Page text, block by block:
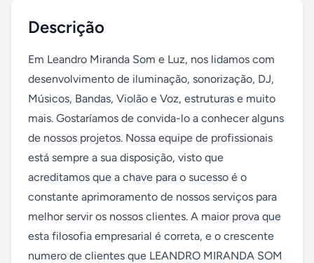
Descrição
Em Leandro Miranda Som e Luz, nos lidamos com
desenvolvimento de iluminação, sonorização, DJ,
Músicos, Bandas, Violão e Voz, estruturas e muito
mais. Gostaríamos de convida-lo a conhecer alguns
de nossos projetos. Nossa equipe de profissionais
está sempre a sua disposição, visto que
acreditamos que a chave para o sucesso é o
constante aprimoramento de nossos serviços para
melhor servir os nossos clientes. A maior prova que
esta filosofia empresarial é correta, e o crescente
numero de clientes que LEANDRO MIRANDA SOM